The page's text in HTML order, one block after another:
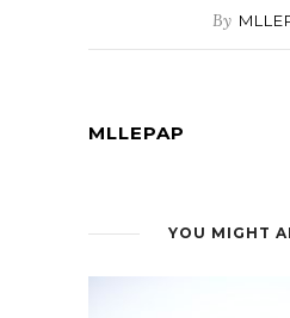
By
MLLEPAP
YOU MIGHT